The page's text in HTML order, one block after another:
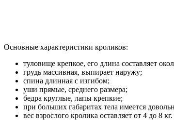
Основные характеристики кроликов:
туловище крепкое, его длина составляет
грудь массивная, выпирает наружу;
спина длинная с изгибом;
уши прямые, среднего размера;
бедра круглые, лапы крепкие;
при больших габаритах тела имеется
вес взрослого кролика оставляет от 4 до 8 кг.